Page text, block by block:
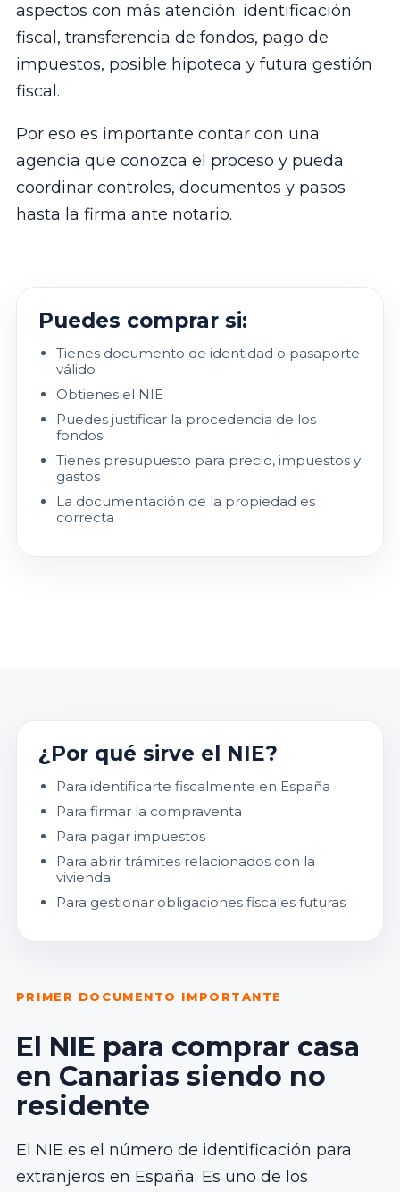
aspectos con más atención: identificación
fiscal, transferencia de fondos, pago de
impuestos, posible hipoteca y futura gestión
fiscal.
Por eso es importante contar con una
agencia que conozca el proceso y pueda
coordinar controles, documentos y pasos
hasta la firma ante notario.
Puedes comprar si:
Tienes documento de identidad o pasaporte
válido
Obtienes el NIE
Puedes justificar la procedencia de los
fondos
Tienes presupuesto para precio, impuestos y
gastos
La documentación de la propiedad es
correcta
¿Por qué sirve el NIE?
Para identificarte fiscalmente en España
Para firmar la compraventa
Para pagar impuestos
Para abrir trámites relacionados con la
vivienda
Para gestionar obligaciones fiscales futuras
PRIMER DOCUMENTO IMPORTANTE
El NIE para comprar casa
en Canarias siendo no
residente
El NIE es el número de identificación para
extranjeros en España. Es uno de los